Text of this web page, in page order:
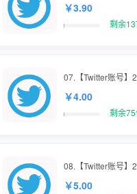
￥3.90
剩余
07.【Twitter账号】
￥4.00
剩余
08.【Twitter账号】
￥5.00